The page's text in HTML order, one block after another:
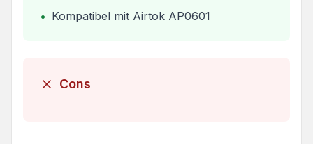
• Kompatibel mit Airtok AP0601
Cons